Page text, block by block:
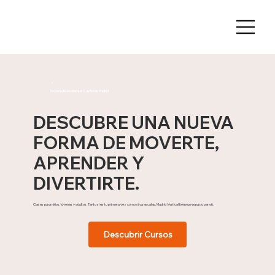
Escuela de escalada en Las Rosas, Madrid
DESCUBRE UNA NUEVA
FORMA DE MOVERTE,
APRENDER Y
DIVERTIRTE.
Clases para niños, jóvenes y adultos. Tanto si es tu primera vez como si ya escalas, Madrid Vertical tiene un espacio para ti.
Descubrir Cursos